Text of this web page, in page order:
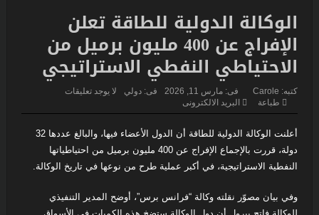
هزائمه السياسية
فرنسا تخرج ببطء من قلب الجحيم… لكن الخطر لا يزال مشتعلاً
اليابان تكسر أحد أكبر محرمات ما بعد الحرب العالمية الثانية… ثورة
استخباراتية تعيد رسم موازين القوة في آسيا
زلزال بقوة ٧٫١ درجات يهزّ اليابان.. إنذار تسونامي وانهيارات وإجلاء
مئات الآلاف في كيوشو
لاندو نوريس ينهي انتظاراً دام ٨ أشهر… ويُعيد مكلارين إلى منصة
الانتصار في سباق المجر
الوكالة الدولية للطاقة تعلن
الإفراج عن 400 مليون برميل من
الاحتياطي النفطي الاستراتيجي
كتبه: Carole فى: مارس 11, 2026 فى: دولي
لا يوجد تعليقات
طباعة
البريد الالكترونى
أعلنت الوكالة الدولية للطاقة أن الدول الأعضاء فيها، والبالغ عددها 32
دولة، قررت بالإجماع الإفراج عن 400 مليون برميل من احتياطياتها
النفطية الاستراتيجية، في أكبر عملية طرح من نوعها في تاريخ الوكالة.
وفي بيان مصوّر نقلته وكالة “فرانس برس”، أوضح المدير التنفيذي